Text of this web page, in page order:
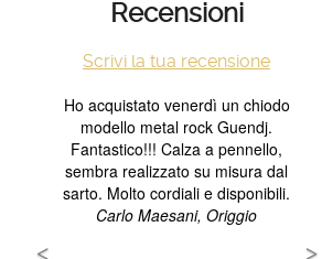
Recensioni
Scrivi la tua recensione